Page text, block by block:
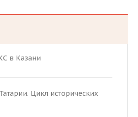
в Казани
Цикл исторических